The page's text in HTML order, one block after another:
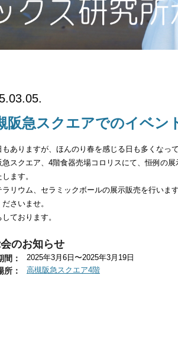
阪急スクエアでのイベン
もありますが、ほんのり春を感じる日も多くなって
急スクエア、4階食器売場コロリスにて、恒例の展
ます。
ラリウム、セラミックボールの展示販売を行いま
さいませ。
ております。
のお知らせ
間： 2025年3月6日〜2025年3月19日
所： 高槻阪急スクエア4階